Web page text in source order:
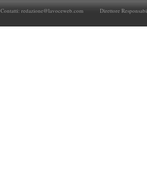
Contatti: redazione@lavoceweb.com Direttore